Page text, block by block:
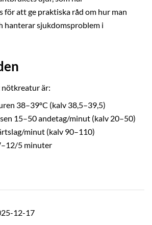
för att ge praktiska råd om hur man
hanterar sjukdomsproblem i
är:
38–39ºC (kalv 38,5–39,5)
15–50 andetag/minut (kalv 20–50)
minut (kalv 90–110)
5 minuter
12-17